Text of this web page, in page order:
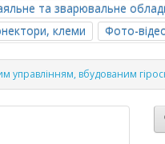
та зварювальне
клеми Фото-
управлінням, вбудованим